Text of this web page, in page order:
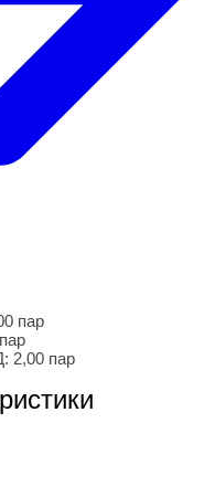
пар
: 2,00 пар